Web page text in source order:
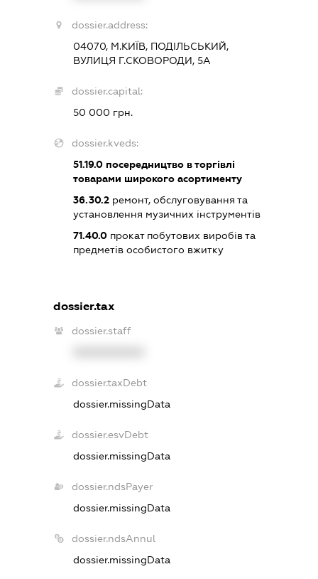
dossier.address:
04070, М.КИЇВ, ПОДІЛЬСЬКИЙ,
ВУЛИЦЯ Г.СКОВОРОДИ, 5А
dossier.capital:
50 000 грн.
dossier.kveds:
51.19.0 посередництво в торгівлі
товарами широкого асортименту
36.30.2 ремонт, обслуговування та
установлення музичних інструментів
71.40.0 прокат побутових виробів та
предметів особистого вжитку
dossier.tax
dossier.staff
dossier.taxDebt
dossier.missingData
dossier.esvDebt
dossier.missingData
dossier.ndsPayer
dossier.missingData
dossier.ndsAnnul
dossier.missingData